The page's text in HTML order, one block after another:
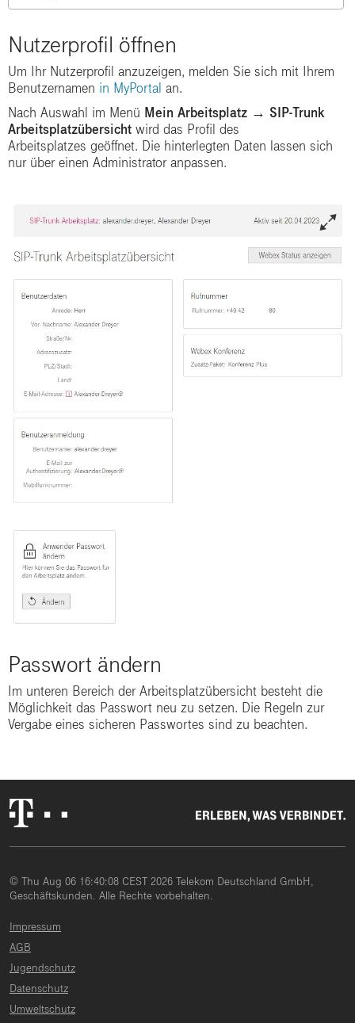
Nutzerprofil öffnen
Um Ihr Nutzerprofil anzuzeigen, melden Sie sich mit Ihrem
Benutzernamen in MyPortal an.
Nach Auswahl im Menü Mein Arbeitsplatz → SIP-Trunk
Arbeitsplatzübersicht wird das Profil des
Arbeitsplatzes geöffnet. Die hinterlegten Daten lassen sich
nur über einen Administrator anpassen.
Passwort ändern
Im unteren Bereich der Arbeitsplatzübersicht besteht die
Möglichkeit das Passwort neu zu setzen. Die Regeln zur
Vergabe eines sicheren Passwortes sind zu beachten.
© Thu Aug 06 16:40:08 CEST 2026 Telekom Deutschland GmbH,
Geschäftskunden. Alle Rechte vorbehalten.
Impressum
AGB
Jugendschutz
Datenschutz
Umweltschutz